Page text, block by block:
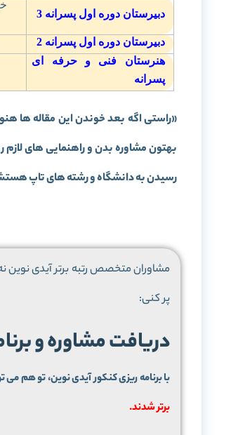
دبیرستان دوره اول پسرانه3
دبیرستان دوره اول پسرانه2
هنرستان فنی و حرفه ای
پسرانه
«راستی اگه بعد خوندن این مقاله ها
بهتون مشاوره بدن و راهنمایی های
رسیدن به دانشگاه و رشته های تاپ هستش
مشاوران متخصص رتبه برتر آیدی نوین
پر کنی:
دریافت مشاوره و
با برنامه ریزی کنکور آیدی نوین، تو هم
برتر شدند.